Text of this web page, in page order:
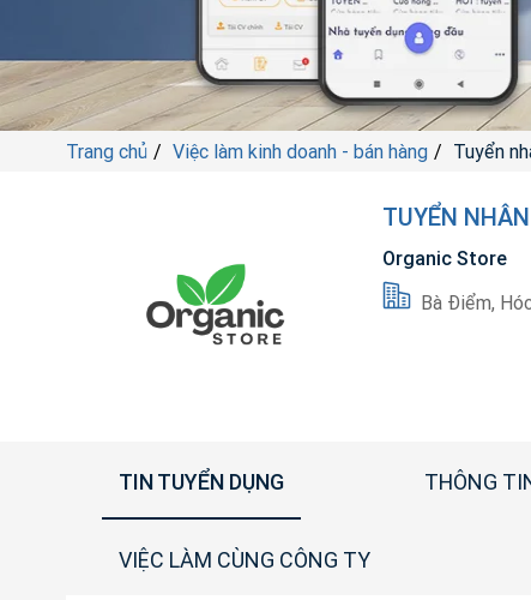
Trang chủ Việc làm kinh doanh - bán hàng Tuyển
TUYỂN
Organic Store
Bà Điểm,
TIN TUYỂN DỤNG THÔNG
VIỆC LÀM CÙNG CÔNG TY